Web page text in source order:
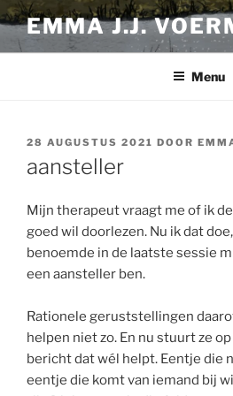
Ga
naar
de
EMMA J.J.
Menu
GEPLAATST
28 AUGUSTUS 2021 DOOR
aansteller
Mijn therapeut vraagt me of ik
goed wil doorlezen. Nu ik dat
benoemde in de laatste sessie
een aansteller ben.
Rationele geruststellingen
helpen niet zo. En nu stuurt ze
bericht dat wél helpt. Eentje die
eentje die komt van iemand bij